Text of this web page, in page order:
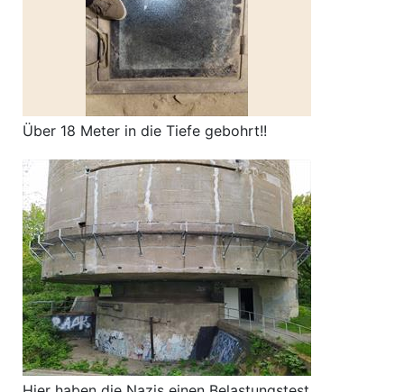
Über 18 Meter in die Tiefe gebohrt!!